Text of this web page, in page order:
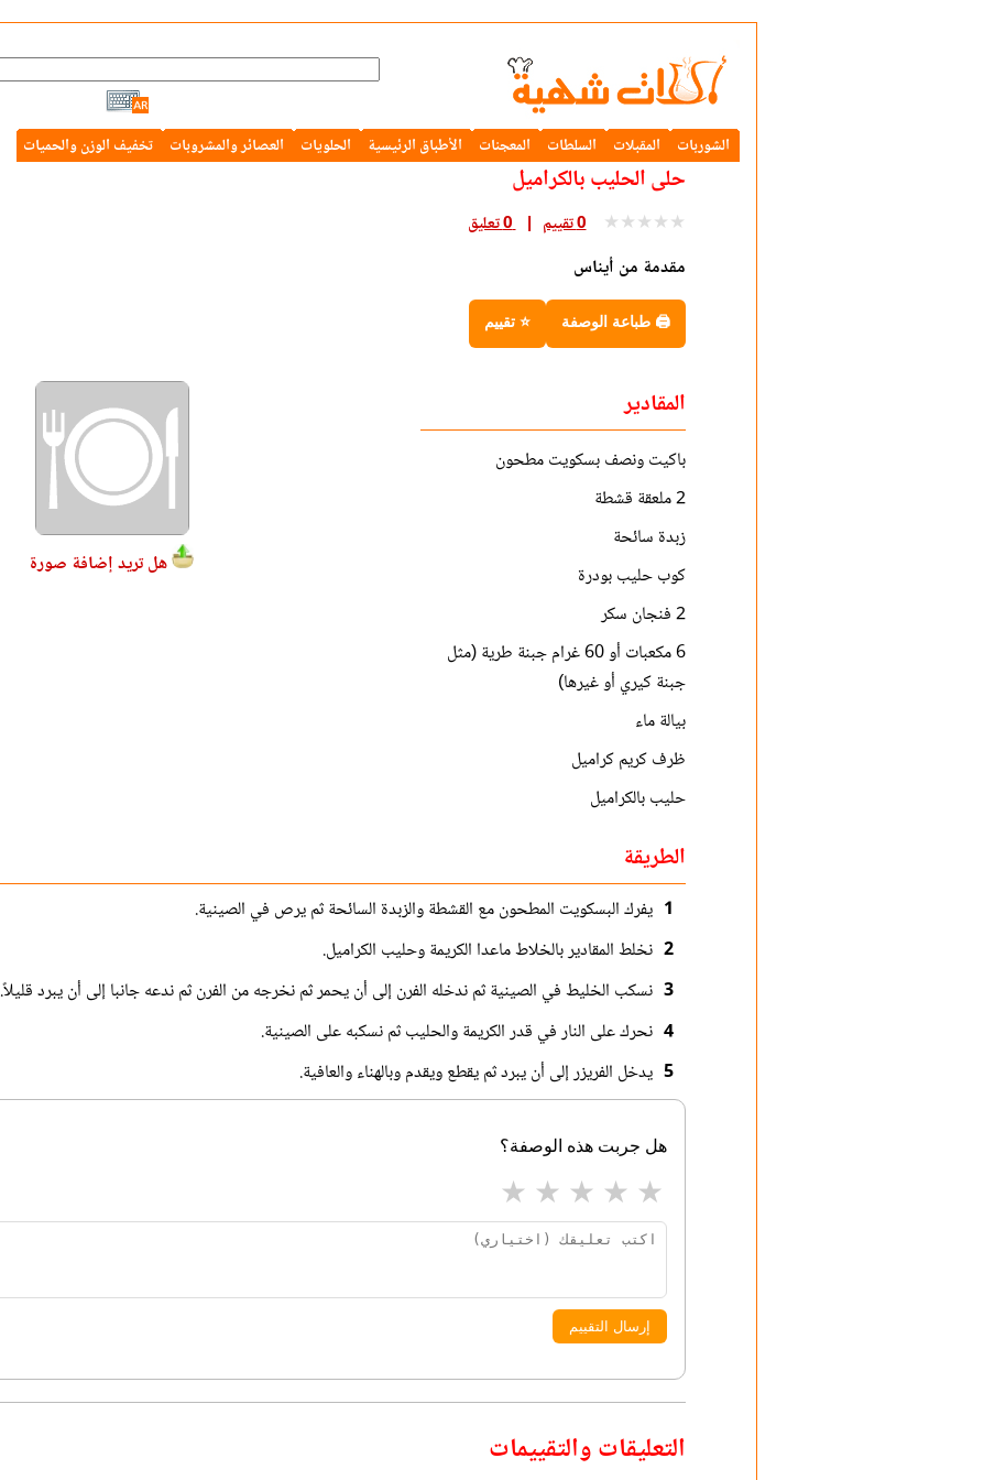
الشوربات المقبلات السلطات المعجنات الأطباق الرئيسية الحلويات العصائر والمشروبات تخفيف الوزن والحميات
حلى الحليب بالكراميل
★ ★ ★ ★ ★ 0 تقييم 0 تعليق
مقدمة من أيناس
🖨 طباعة الوصفة ⭐ تقييم
المقادير
باكيت ونصف بسكويت مطحون
2 ملعقة قشطة
زبدة سائحة
كوب حليب بودرة
2 فنجان سكر
6 مكعبات أو 60 غرام جبنة طرية (مثل
جبنة كيري أو غيرها)
بيالة ماء
ظرف كريم كراميل
حليب بالكراميل
هل تريد إضافة صورة
الطريقة
1 يفرك البسكويت المطحون مع القشطة والزبدة السائحة ثم يرص في الصينية.
2 نخلط المقادير بالخلاط ماعدا الكريمة وحليب الكراميل.
3 نسكب الخليط في الصينية ثم ندخله الفرن إلى أن يحمر ثم نخرجه من الفرن ثم ندعه جانبا إلى أن يبرد قليلاً.
4 نحرك على النار في قدر الكريمة والحليب ثم نسكبه على الصينية.
5 يدخل الفريزر إلى أن يبرد ثم يقطع ويقدم وبالهناء والعافية.
هل جربت هذه الوصفة؟
★ ★ ★ ★ ★
إرسال التقييم
التعليقات والتقييمات